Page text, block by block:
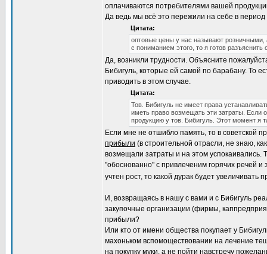
оплачиваются потребителями вашей
Да ведь мы всё это пережили на себе в
Цитата:
оптовые цены у нас называют розничными,
с пониманием этого, то я готов
Да, возникли трудности. Объясните
Бибигуль, которые ей самой по барабану. То
приводить в этом случае.
Цитата:
Тов. Бибигуль не имеет права
иметь право возмещать эти затраты. Если
продукцию у тов. Бибигуль. Этот момент я
Если мне не отшибло память, то в советской
прибыли (в строительной отрасли, не знаю,
возмещали затраты и на этом успокаивались.
"обоснованно" с привлеченим горячих речей и
учтен рост, то какой дурак будет увеличивать
И, возвращаясь в нашу с вами и с Бибигуль
закупочные организации (фирмы,
прибыли?
Или кто от имени общества покупает у
махоньком вспомоществовании на лечение
на покупку муки, а не пойти навстречу